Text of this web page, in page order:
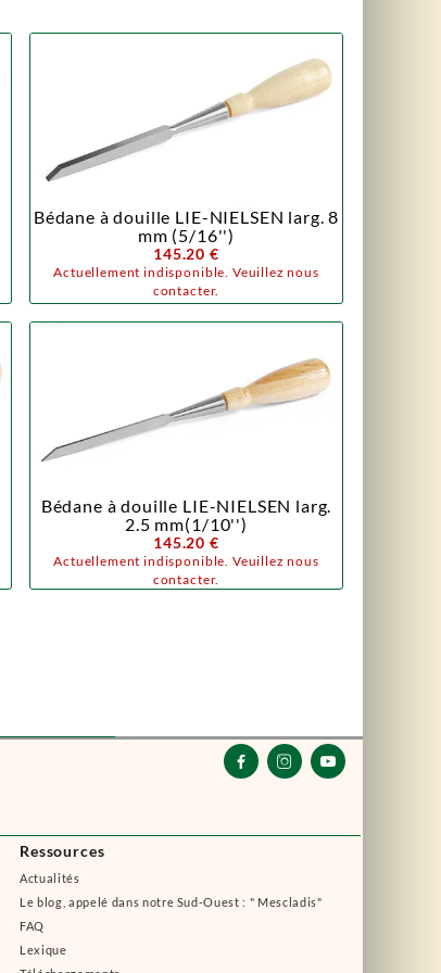
Ressources
Actualités
Le blog, appelé dans notre Sud-Ouest : " Mescladis"
FAQ
Lexique
  
Bédane à douille LIE-NIELSEN larg. 8
mm (5/16'')
145.20 €
Actuellement indisponible. Veuillez nous
contacter.
Bédane à douille LIE-NIELSEN larg.
2.5 mm(1/10'')
145.20 €
Actuellement indisponible. Veuillez nous
contacter.